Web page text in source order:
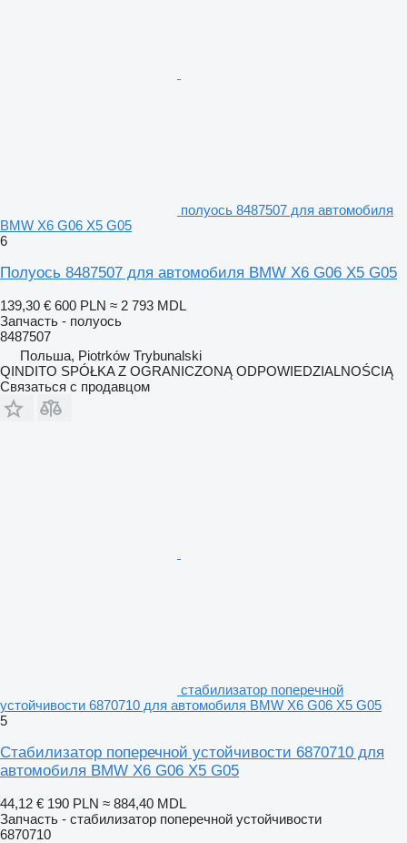
полуось 8487507 для автомобиля
BMW X6 G06 X5 G05
6
Полуось 8487507 для автомобиля BMW X6 G06 X5 G05
139,30 € 600 PLN ≈ 2 793 MDL
Запчасть - полуось
8487507
Польша, Piotrków Trybunalski
QINDITO SPÓŁKA Z OGRANICZONĄ ODPOWIEDZIALNOŚCIĄ
Связаться с продавцом
стабилизатор поперечной
устойчивости 6870710 для автомобиля BMW X6 G06 X5 G05
5
Стабилизатор поперечной устойчивости 6870710 для
автомобиля BMW X6 G06 X5 G05
44,12 € 190 PLN ≈ 884,40 MDL
Запчасть - стабилизатор поперечной устойчивости
6870710